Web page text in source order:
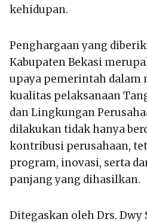
kehidupan.
Penghargaan yang
Kabupaten Bekasi
upaya pemerintah dalam
kualitas pelaksanaan
dan Lingkungan
dilakukan tidak hanya
kontribusi perusahaan,
program, inovasi, serta
panjang yang dihasilkan.
Ditegaskan oleh Drs. Dwy